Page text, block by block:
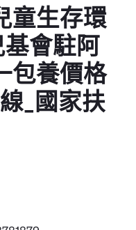
童生存環
會駐阿
包養價格
_國家扶